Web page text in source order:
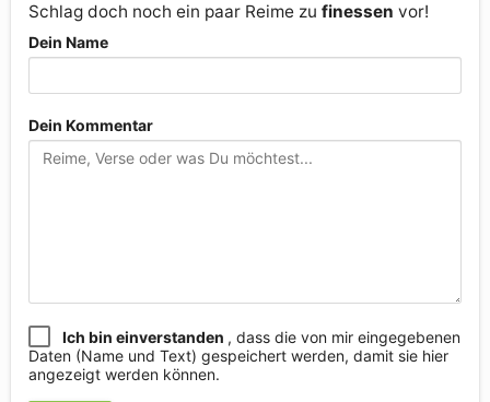
Schlag doch noch ein paar Reime zu finessen vor!
Dein Name
Dein Kommentar
Ich bin einverstanden , dass die von mir eingegebenen
Daten (Name und Text) gespeichert werden, damit sie hier
angezeigt werden können.